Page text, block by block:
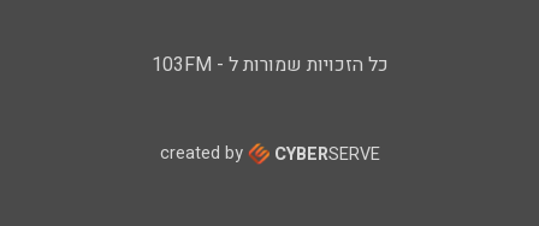
כל הזכויות שמורות ל - 103FM
created by CYBERSERVE